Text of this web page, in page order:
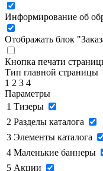
Информирование об
Отображать блок
Кнопка печати
Тип главной страницы
1 2 3 4
Параметры
1 Тизеры
2 Разделы каталога
3 Элементы каталога
4 Маленькие баннеры
5 Акции